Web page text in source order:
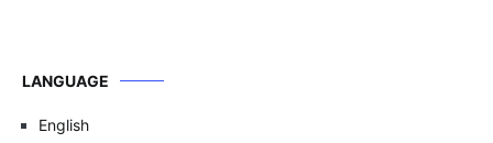
LANGUAGE
English